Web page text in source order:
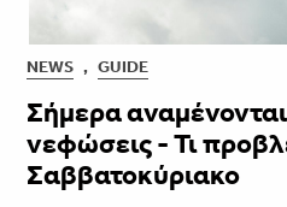
NEWS , GUIDE
Σήμερα
νεφώσεις - Τι
Σαββατοκύριακο